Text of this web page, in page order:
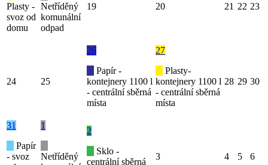
Plasty -
svoz od
domu
Netříděný
komunální
odpad
19 20 21 22 23
24 25
26
Papír -
kontejnery 1100 l
- centrální sběrná
místa
27
Plasty-
kontejnery 1100 l
- centrální sběrná
místa
28 29 30
31
Papír
- svoz
1
Netříděný
2
Sklo -
centrální sběrná
3 4 5 6